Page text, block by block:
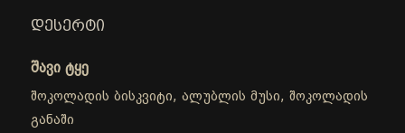
ᲓᲔᲡᲔᲠᲢᲘ
შავი ტყე
შოკოლადის ბისკვიტი, ალუბლის მუსი, შოკოლადის
განაში